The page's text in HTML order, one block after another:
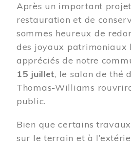
Après un important
restauration et de
sommes heureux de
des joyaux patrimoniaux
appréciés de notre
15 juillet, le salon de thé
Thomas-Williams
public.
Bien que certains
sur le terrain et à